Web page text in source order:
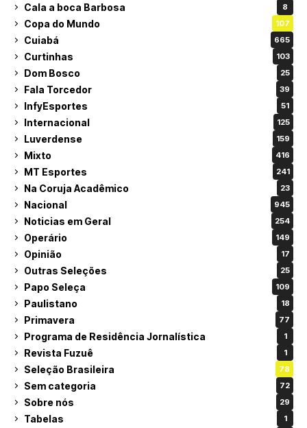
Cala a boca Barbosa 8
Copa do Mundo 107
Cuiabá 665
Curtinhas 103
Dom Bosco 25
Fala Torcedor 39
InfyEsportes 51
Internacional 125
Luverdense 159
Mixto 416
MT Esportes 241
Na Coruja Acadêmico 23
Nacional 945
Noticias em Geral 254
Operário 149
Opinião 17
Outras Seleções 25
Papo Seleça 109
Paulistano 18
Primavera 77
Programa de Residência Jornalística 1
Revista Fuzuê 1
Seleção Brasileira 78
Sem categoria 72
Sobre nós 29
Tabelas 1